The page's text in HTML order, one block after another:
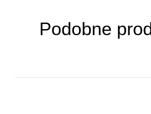
Podobne